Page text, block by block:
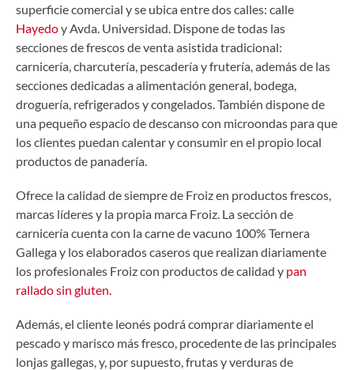
superficie comercial y se ubica entre dos calles: calle
Hayedoy Avda. Universidad. Dispone de todas las
secciones de frescos de venta asistida tradicional:
carnicería, charcutería, pescadería y frutería, además de las
secciones dedicadas a alimentación general, bodega,
droguería, refrigerados y congelados. También dispone de
una pequeño espacio de descanso con microondas para que
los clientes puedan calentar y consumir en el propio local
productos de panadería.
Ofrece la calidad de siempre de Froiz en productos frescos,
marcas líderes y la propia marca Froiz. La sección de
carnicería cuenta con la carne de vacuno 100% Ternera
Gallega y los elaborados caseros que realizan diariamente
los profesionales Froiz con productos de calidad y pan
rallado sin gluten.
Además, el cliente leonés podrá comprar diariamente el
pescado y marisco más fresco, procedente de las principales
lonjas gallegas, y, por supuesto, frutas y verduras de